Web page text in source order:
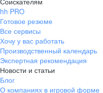
hh PRO
Готовое резюме
Все сервисы
Хочу у вас работать
Производственный календарь
Экспертная рекомендация
Новости и статьи
Блог
О компаниях в игровой форме